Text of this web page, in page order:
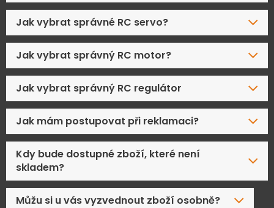
Jak vybrat správné RC servo?
Jak vybrat správný RC motor?
Jak vybrat správný RC regulátor
Jak mám postupovat při reklamaci?
Kdy bude dostupné zboží, které není
skladem?
Můžu si u vás vyzvednout zboží osobně?